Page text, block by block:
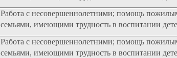
Работа с несовершеннолетними; помощь
семьями, имеющими трудность в воспитании
Работа с несовершеннолетними; помощь
семьями, имеющими трудность в воспитании